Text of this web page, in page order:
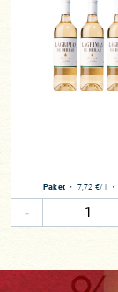
Paket・ 7,72 €/ l ・
-